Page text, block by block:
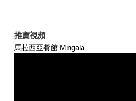
推薦視頻
馬拉西亞餐館 Mingala